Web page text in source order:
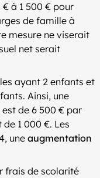
à 1 500 € pour
de famille à
mesure ne viserait
net serait
ayant 2 enfants et
Ainsi, une
de 6 500 € par
1 000 €. Les
une augmentation
frais de scolarité